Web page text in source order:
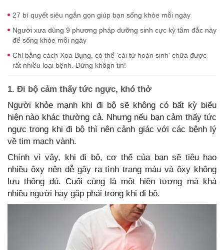
27 bí quyết siêu ngắn gọn giúp bạn sống khỏe mỗi ngày
Người xưa dùng 9 phương pháp dưỡng sinh cực kỳ tâm đắc này
để sống khỏe mỗi ngày
Chỉ bằng cách Xoa Bụng, có thể 'cải tử hoàn sinh' chữa được
rất nhiều loại bệnh. Đừng khôgn tin!
1. Đi bộ cảm thấy tức ngực, khó thở
Người khỏe mạnh khi đi bộ sẽ không có bất kỳ biểu
hiện nào khác thường cả. Nhưng nếu bạn cảm thấy tức
ngực trong khi đi bộ thì nên cảnh giác với các bệnh lý
về tim mạch vành.
Chính vì vậy, khi đi bộ, cơ thể của bạn sẽ tiêu hao
nhiều ôxy nên dễ gây ra tình trạng máu và ôxy không
lưu thông đủ. Cuối cùng là một hiện tượng mà khá
nhiều người hay gặp phải trong khi đi bộ.